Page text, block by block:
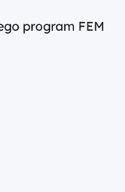
program FEM